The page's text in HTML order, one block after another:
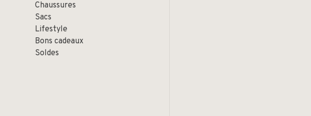
Chaussures
Sacs
Lifestyle
Bons cadeaux
Soldes